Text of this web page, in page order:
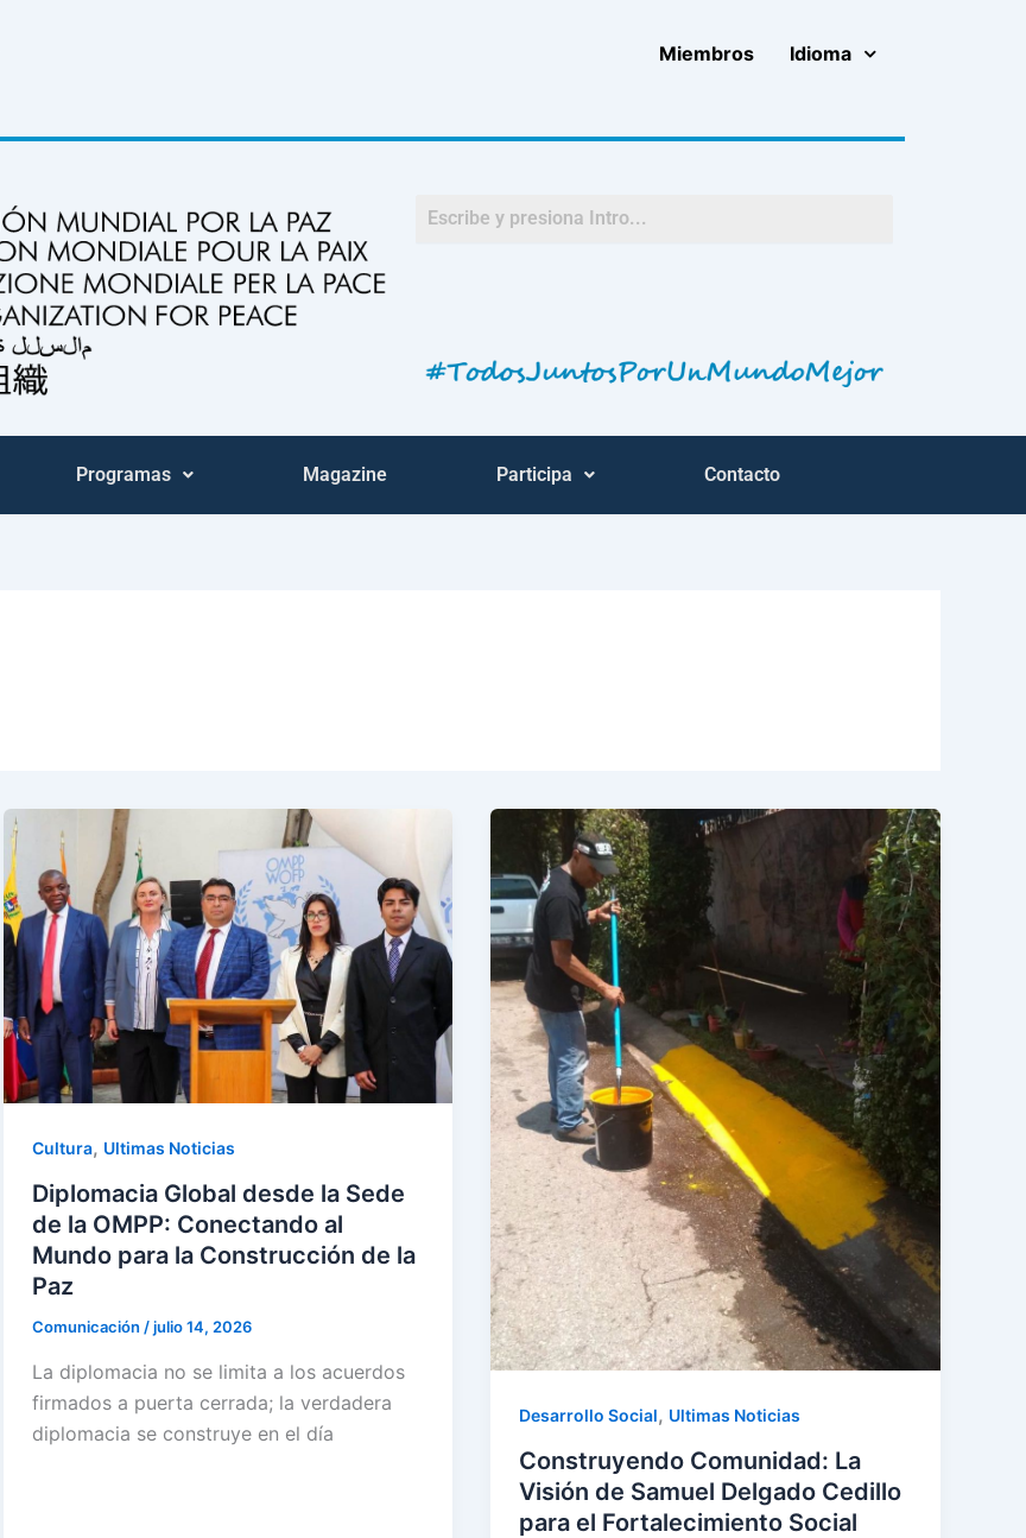
Miembros Idioma
Programas Magazine Participa Contacto
Cultura, Ultimas Noticias
Diplomacia Global desde la Sede
de la OMPP: Conectando al
Mundo para la Construcción de la
Paz
Comunicación /julio 14, 2026
La diplomacia no se limita a los acuerdos
firmados a puerta cerrada; la verdadera
diplomacia se construye en el día
Desarrollo Social, Ultimas Noticias
Construyendo Comunidad: La
Visión de Samuel Delgado Cedillo
para el Fortalecimiento Social